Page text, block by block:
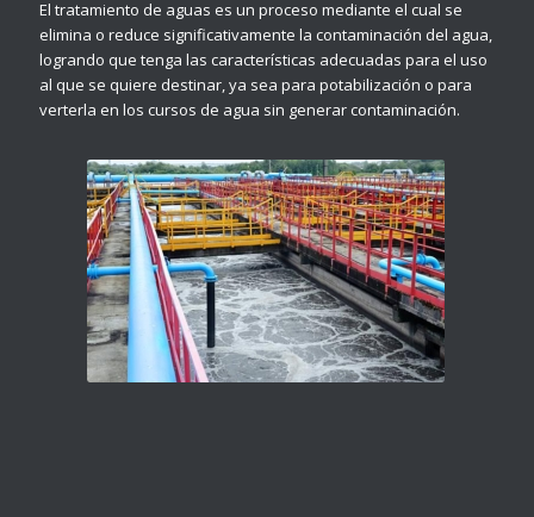
El tratamiento de aguas es un proceso mediante el cual se
elimina o reduce significativamente la contaminación del agua,
logrando que tenga las características adecuadas para el uso
al que se quiere destinar, ya sea para potabilización o para
verterla en los cursos de agua sin generar contaminación.